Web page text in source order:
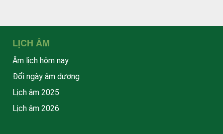
LỊCH ÂM
Âm lịch hôm nay
Đổi ngày âm dương
Lịch âm 2025
Lịch âm 2026